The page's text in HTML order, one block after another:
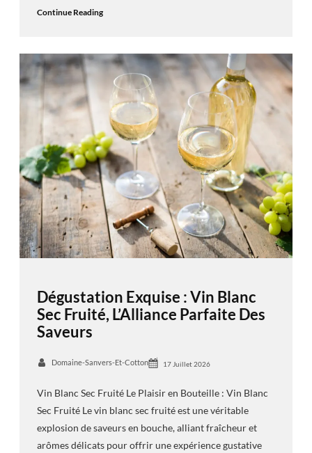
Continue Reading
Dégustation Exquise : Vin Blanc
Sec Fruité, L’Alliance Parfaite Des
Saveurs
Domaine-Sanvers-Et-Cotton 17 Juillet 2026
Vin Blanc Sec Fruité Le Plaisir en Bouteille : Vin Blanc
Sec Fruité Le vin blanc sec fruité est une véritable
explosion de saveurs en bouche, alliant fraîcheur et
arômes délicats pour offrir une expérience gustative